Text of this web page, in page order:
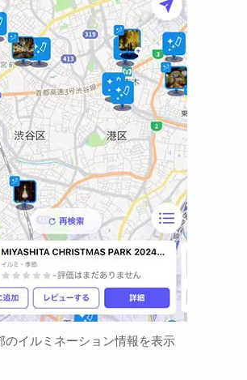
のイルミネーション情報を表示